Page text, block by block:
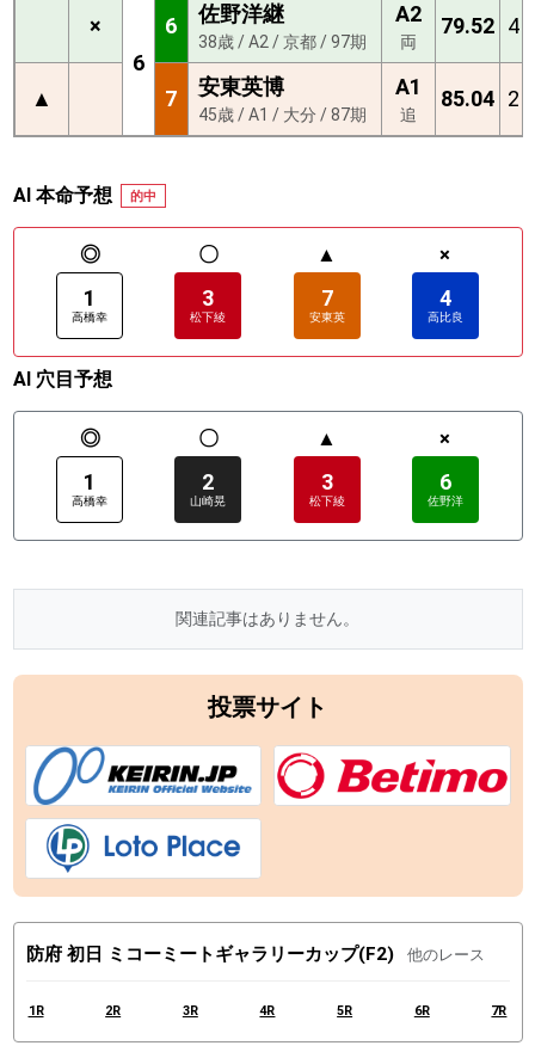
×
6
6 佐野洋継
38歳 / A2 / 京都 / 97期
A2
両
79.52 4
▲ 7 安東英博
45歳 / A1 / 大分 / 87期
A1
追
85.04 2
AI 本命予想 的中
◎
1
高橋幸
〇
3
松下綾
▲
7
安東英
×
4
高比良
AI 穴目予想
◎
1
高橋幸
〇
2
山崎晃
▲
3
松下綾
×
6
佐野洋
関連記事はありません。
投票サイト
防府 初日 ミコーミートギャラリーカップ(F2) 他のレース
1R 2R 3R 4R 5R 6R 7R